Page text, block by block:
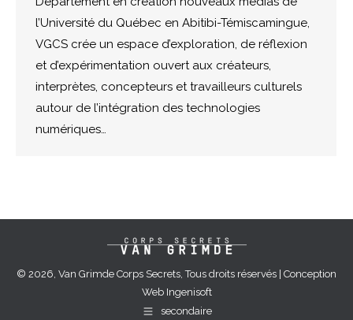
l’Université du Québec en Abitibi-Témiscamingue,
VGCS crée un espace d’exploration, de réflexion
et d’expérimentation ouvert aux créateurs,
interprètes, concepteurs et travailleurs culturels
autour de l’intégration des technologies
numériques…
© 2026, Van Grimde Corps Secrets, Tous droits réservés | Conception
Web Ingenisoft
secondaire